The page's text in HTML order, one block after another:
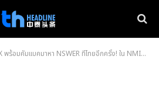
คมาหา NSWER ที่ไทยอีกครั้ง! ใน NMIXX 2ND FAN CONCERT TOUR 4 พฤษภาคมนี้ ที่ ธันเดอร์ โดม เมืองทองธานี